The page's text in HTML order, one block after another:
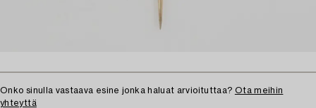
Onko sinulla vastaava esine jonka haluat arvioituttaa? Ota meihin
yhteyttä